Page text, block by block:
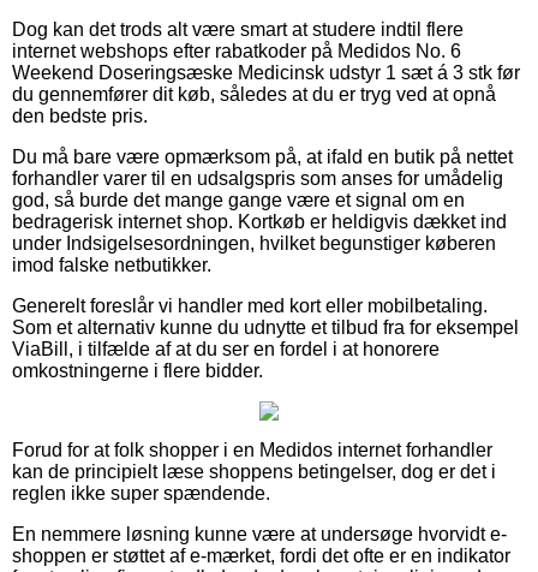
Dog kan det trods alt være smart at studere indtil flere
internet webshops efter rabatkoder på Medidos No. 6
Weekend Doseringsæske Medicinsk udstyr 1 sæt á 3 stk før
du gennemfører dit køb, således at du er tryg ved at opnå
den bedste pris.
Du må bare være opmærksom på, at ifald en butik på nettet
forhandler varer til en udsalgspris som anses for umådelig
god, så burde det mange gange være et signal om en
bedragerisk internet shop. Kortkøb er heldigvis dækket ind
under Indsigelsesordningen, hvilket begunstiger køberen
imod falske netbutikker.
Generelt foreslår vi handler med kort eller mobilbetaling.
Som et alternativ kunne du udnytte et tilbud fra for eksempel
ViaBill, i tilfælde af at du ser en fordel i at honorere
omkostningerne i flere bidder.
Forud for at folk shopper i en Medidos internet forhandler
kan de principielt læse shoppens betingelser, dog er det i
reglen ikke super spændende.
En nemmere løsning kunne være at undersøge hvorvidt e-
shoppen er støttet af e-mærket, fordi det ofte er en indikator